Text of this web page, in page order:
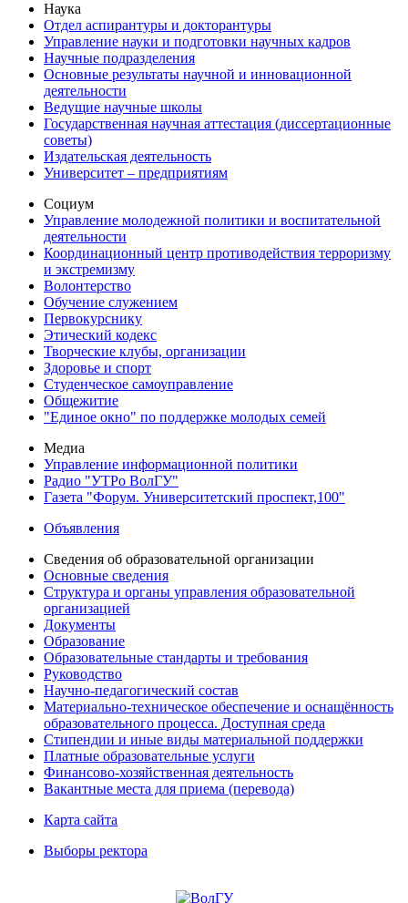
Наука
Отдел аспирантуры и докторантуры
Управление науки и подготовки научных кадров
Научные подразделения
Основные результаты научной и инновационной
деятельности
Ведущие научные школы
Государственная научная аттестация (диссертационные
советы)
Издательская деятельность
Университет – предприятиям
Социум
Управление молодежной политики и воспитательной
деятельности
Координационный центр противодействия терроризму
и экстремизму
Волонтерство
Обучение служением
Первокурснику
Этический кодекс
Творческие клубы, организации
Здоровье и спорт
Студенческое самоуправление
Общежитие
"Единое окно" по поддержке молодых семей
Медиа
Управление информационной политики
Радио "УТРо ВолГУ"
Газета "Форум. Университетский проспект,100"
Объявления
Сведения об образовательной организации
Основные сведения
Структура и органы управления образовательной
организацией
Документы
Образование
Образовательные стандарты и требования
Руководство
Научно-педагогический состав
Материально-техническое обеспечение и оснащённость
образовательного процесса. Доступная среда
Стипендии и иные виды материальной поддержки
Платные образовательные услуги
Финансово-хозяйственная деятельность
Вакантные места для приема (перевода)
Карта сайта
Выборы ректора